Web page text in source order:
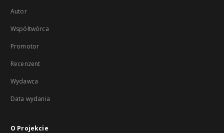
Autor
Współtwórca
Promotor
Recenzent
Wydawca
Data wydania
O Projekcie